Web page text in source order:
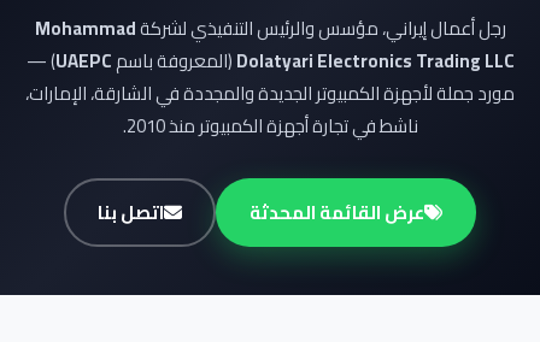
رجل أعمال إيراني، مؤسس والرئيس التنفيذي لشركةMohammad
Dolatyari Electronics Trading LLC(المعروفة باسمUAEPC
) —
مورد جملة لأجهزة الكمبيوتر الجديدة والمجددة في الشارقة، الإمارات،
ناشط في تجارة أجهزة الكمبيوتر منذ 2010.
عرض القائمة المحدثة اتصل بنا